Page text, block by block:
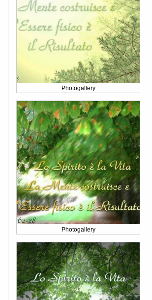
Photogallery
Photogallery